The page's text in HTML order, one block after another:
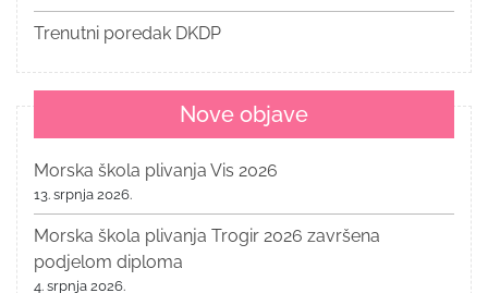
Trenutni poredak DKDP
Nove objave
Morska škola plivanja Vis 2026
13. srpnja 2026.
Morska škola plivanja Trogir 2026 završena
podjelom diploma
4. srpnja 2026.